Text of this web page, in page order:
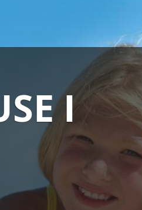
I
laveste pris
ét sted